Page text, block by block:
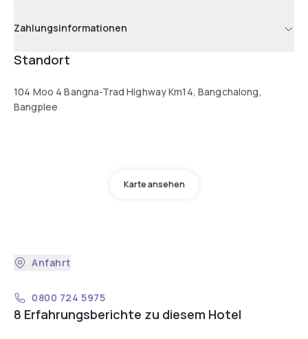
Zahlungsinformationen
Standort
104 Moo 4 Bangna-Trad Highway Km14, Bangchalong,
Bangplee
Karte ansehen
Anfahrt
0800 724 5975
8 Erfahrungsberichte zu diesem Hotel